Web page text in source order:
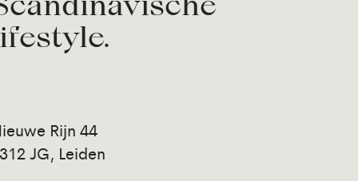
Rijn 44
JG, Leiden